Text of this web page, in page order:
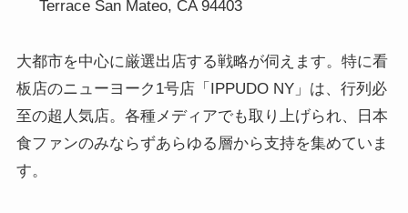
Terrace San Mateo, CA 94403
大都市を中心に厳選出店する戦略が伺えます。特に看
板店のニューヨーク1号店「IPPUDO NY」は、行列必
至の超人気店。各種メディアでも取り上げられ、日本
食ファンのみならずあらゆる層から支持を集めていま
す。